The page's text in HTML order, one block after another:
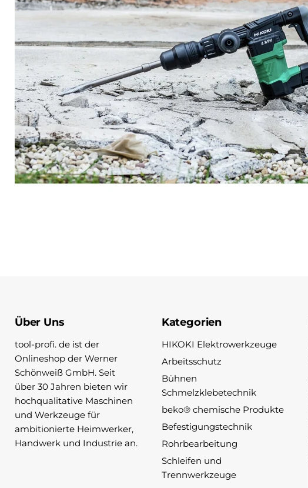
Über Uns
tool-profi. de ist der
Onlineshop der Werner
Schönweiß GmbH. Seit
über 30 Jahren bieten wir
hochqualitative Maschinen
und Werkzeuge für
ambitionierte Heimwerker,
Handwerk und Industrie an.
Kategorien
HIKOKI Elektrowerkzeuge
Arbeitsschutz
Bühnen
Schmelzklebetechnik
beko® chemische Produkte
Befestigungstechnik
Rohrbearbeitung
Schleifen und
Trennwerkzeuge